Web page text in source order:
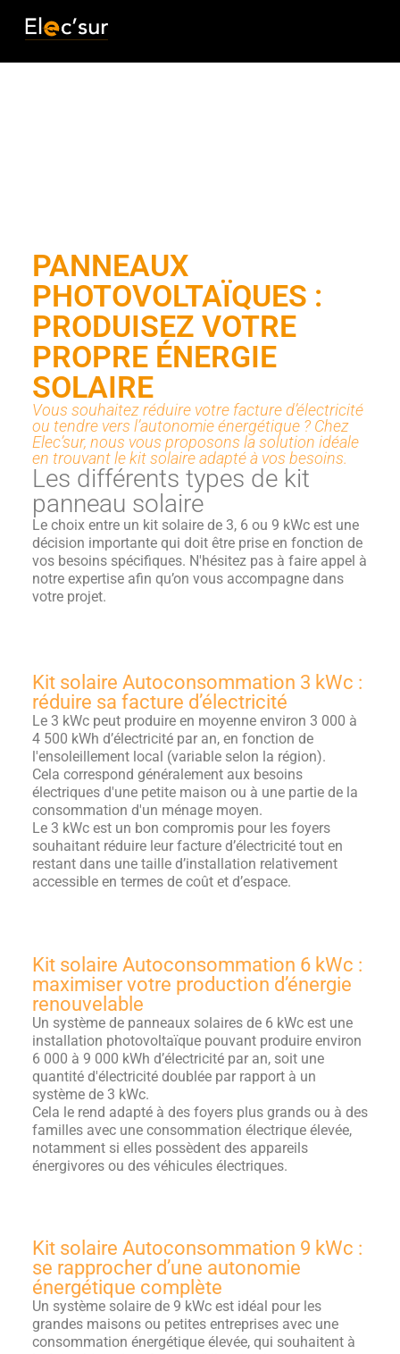
PANNEAUX
PHOTOVOLTAÏQUES :
PRODUISEZ VOTRE
PROPRE ÉNERGIE
SOLAIRE
Vous souhaitez réduire votre facture d’électricité
ou tendre vers l’autonomie énergétique ? Chez
Elec’sur, nous vous proposons la solution idéale
en trouvant le kit solaire adapté à vos besoins.
Les différents types de kit
panneau solaire
Le choix entre un kit solaire de 3, 6 ou 9 kWc est une
décision importante qui doit être prise en fonction de
vos besoins spécifiques. N'hésitez pas à faire appel à
notre expertise afin qu’on vous accompagne dans
votre projet.
Kit solaire Autoconsommation 3 kWc :
réduire sa facture d’électricité
Le 3 kWc peut produire en moyenne environ 3 000 à
4 500 kWh d’électricité par an, en fonction de
l'ensoleillement local (variable selon la région).
Cela correspond généralement aux besoins
électriques d'une petite maison ou à une partie de la
consommation d'un ménage moyen.
Le 3 kWc est un bon compromis pour les foyers
souhaitant réduire leur facture d’électricité tout en
restant dans une taille d’installation relativement
accessible en termes de coût et d’espace.
Kit solaire Autoconsommation 6 kWc :
maximiser votre production d’énergie
renouvelable
Un système de panneaux solaires de 6 kWc est une
installation photovoltaïque pouvant produire environ
6 000 à 9 000 kWh d’électricité par an, soit une
quantité d'électricité doublée par rapport à un
système de 3 kWc.
Cela le rend adapté à des foyers plus grands ou à des
familles avec une consommation électrique élevée,
notamment si elles possèdent des appareils
énergivores ou des véhicules électriques.
Kit solaire Autoconsommation 9 kWc :
se rapprocher d’une autonomie
énergétique complète
Un système solaire de 9 kWc est idéal pour les
grandes maisons ou petites entreprises avec une
consommation énergétique élevée, qui souhaitent à